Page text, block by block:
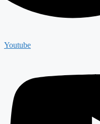
Youtube